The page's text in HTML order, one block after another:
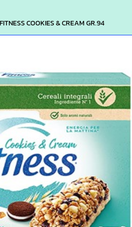
COOKIES & CREAM GR.94